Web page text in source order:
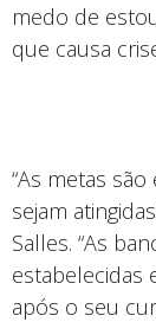
medo de
que causa
“As metas
sejam
Salles. “As
estabelecidas
após o seu